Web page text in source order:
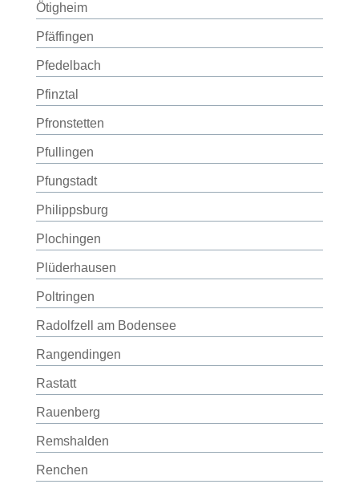
Ötigheim
Pfäffingen
Pfedelbach
Pfinztal
Pfronstetten
Pfullingen
Pfungstadt
Philippsburg
Plochingen
Plüderhausen
Poltringen
Radolfzell am Bodensee
Rangendingen
Rastatt
Rauenberg
Remshalden
Renchen